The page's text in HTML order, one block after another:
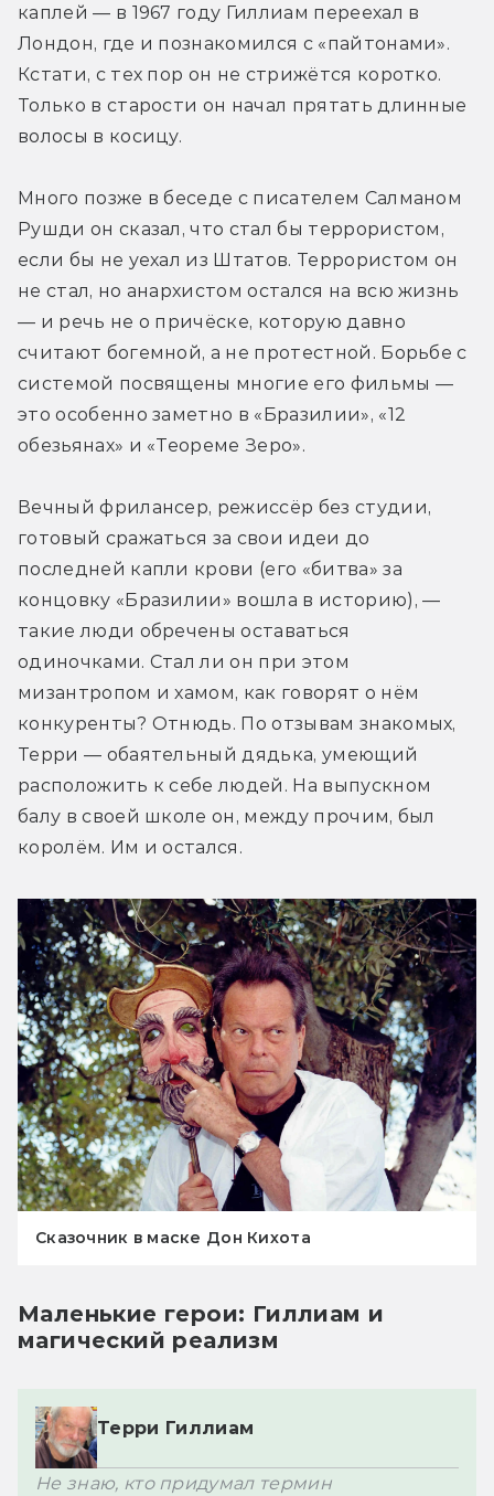
каплей — в 1967 году Гиллиам переехал в
Лондон, где и познакомился с «пайтонами».
Кстати, с тех пор он не стрижётся коротко.
Только в старости он начал прятать длинные
волосы в косицу.
Много позже в беседе с писателем Салманом
Рушди он сказал, что стал бы террористом,
если бы не уехал из Штатов. Террористом он
не стал, но анархистом остался на всю жизнь
— и речь не о причёске, которую давно
считают богемной, а не протестной. Борьбе с
системой посвящены многие его фильмы —
это особенно заметно в «Бразилии», «12
обезьянах» и «Теореме Зеро».
Вечный фрилансер, режиссёр без студии,
готовый сражаться за свои идеи до
последней капли крови (его «битва» за
концовку «Бразилии» вошла в историю), —
такие люди обречены оставаться
одиночками. Стал ли он при этом
мизантропом и хамом, как говорят о нём
конкуренты? Отнюдь. По отзывам знакомых,
Терри — обаятельный дядька, умеющий
расположить к себе людей. На выпускном
балу в своей школе он, между прочим, был
королём. Им и остался.
Сказочник в маске Дон Кихота
Маленькие герои: Гиллиам и
магический реализм
Терри Гиллиам
Не знаю, кто придумал термин